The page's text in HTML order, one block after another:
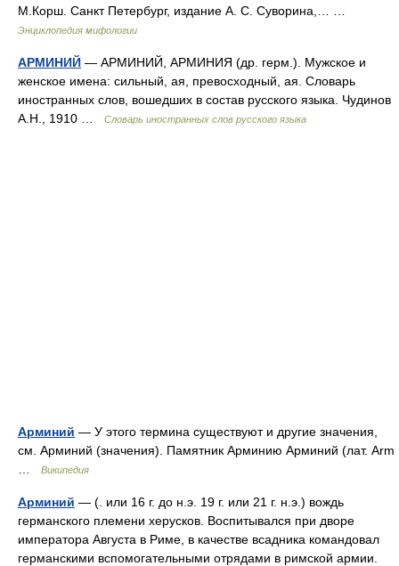
М.Корш. Санкт Петербург, издание А. С. Суворина,… …
Энциклопедия мифологии
АРМИНИЙ — АРМИНИЙ, АРМИНИЯ (др. герм.). Мужское и
женское имена: сильный, ая, превосходный, ая. Словарь
иностранных слов, вошедших в состав русского языка. Чудинов
А.Н., 1910 …
Словарь иностранных слов русского языка
Арминий — У этого термина существуют и другие значения,
см. Арминий (значения). Памятник Арминию Арминий (лат. Arm
Википедия
Арминий — (. или 16 г. до н.э. 19 г. или 21 г. н.э.) вождь
германского племени херусков. Воспитывался при дворе
императора Августа в Риме, в качестве всадника командовал
германскими вспомогательными отрядами в римской армии.